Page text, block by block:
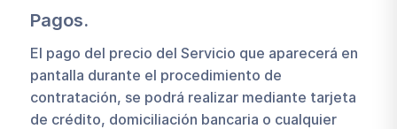
Pagos.
El pago del precio del Servicio que aparecerá en
pantalla durante el procedimiento de
contratación, se podrá realizar mediante tarjeta
de crédito, domiciliación bancaria o cualquier